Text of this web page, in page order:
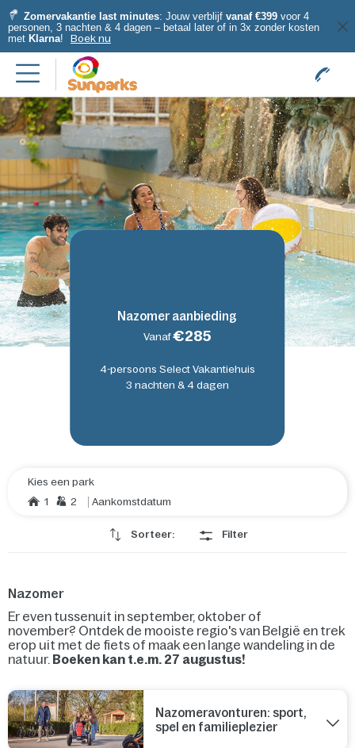
Zomervakantie last minutes: Jouw verblijf vanaf €399 voor 4
personen, 3 nachten & 4 dagen – betaal later of in 3x zonder kosten
met Klarna! Boek nu
Nazomer aanbieding
Vanaf€285
4-persoons Select Vakantiehuis
3 nachten & 4 dagen
Kies een park
1
2 Aankomstdatum
Sorteer: Filter
Nazomer
Er even tussenuit in september, oktober of
november? Ontdek de mooiste regio's van België en trek
erop uit met de fiets of maak een lange wandeling in de
natuur. Boeken kan t.e.m. 27 augustus!
Nazomeravonturen: sport,
spel en familieplezier